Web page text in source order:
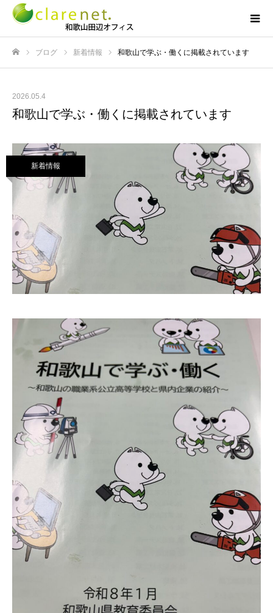
ブログ 新着情報 和歌山で学ぶ・働くに掲載されています
2026.05.4
和歌山で学ぶ・働くに掲載されています
新着情報